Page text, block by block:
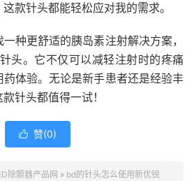
款针头都能轻松应对我的需求。
种更舒适的胰岛素注射解决方案，
头。它不仅可以减轻注射时的疼痛
体验。无论是新手患者还是经验丰
针头都值得一试！
 赞(0)
除颤器产品网 » bd的针头怎么使用新优锐